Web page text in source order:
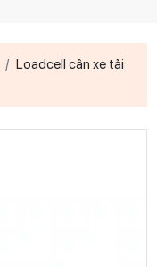
Loadcell cân xe tải